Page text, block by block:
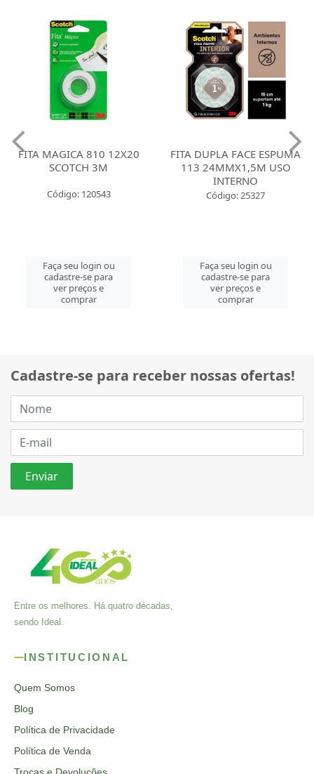
FITA MAGICA 810 12X20
SCOTCH 3M
Código: 120543
Faça seu login ou
cadastre-se para
ver preços e
comprar
FITA DUPLA FACE ESPUMA
113 24MMX1,5M USO
INTERNO
Código: 25327
Faça seu login ou
cadastre-se para
ver preços e
comprar
Cadastre-se para receber nossas ofertas!
Entre os melhores. Há quatro décadas,
sendo Ideal.
INSTITUCIONAL
Quem Somos
Blog
Política de Privacidade
Política de Venda